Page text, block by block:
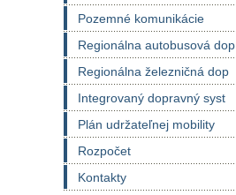
Pozemné komunikácie
Regionálna autobusová dop
Regionálna železničná dop
Integrovaný dopravný syst
Plán udržateľnej mobility
Rozpočet
Kontakty